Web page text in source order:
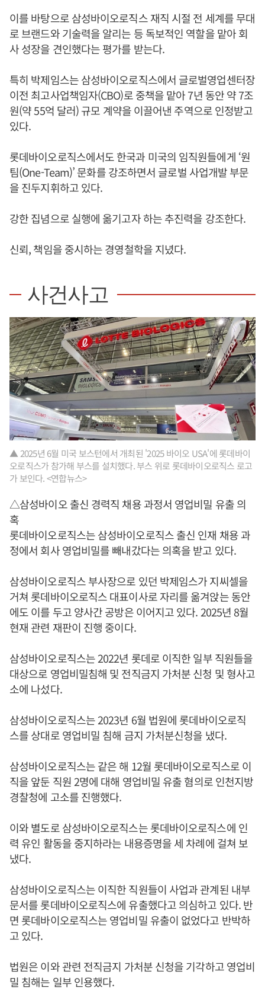
이를 바탕으로 삼성바이오로직스 재직 시절 전 세계를 무대
로 브랜드와 기술력을 알리는 등 독보적인 역할을 맡아 회
사 성장을 견인했다는 평가를 받는다.
특히 박제임스는 삼성바이오로직스에서 글로벌영업센터장
이전 최고사업책임자(CBO)로 중책을 맡아 7년 동안 약 7조
원(약 55억 달러) 규모 계약을 이끌어낸 주역으로 인정받고
있다.
롯데바이오로직스에서도 한국과 미국의 임직원들에게 ‘원
팀(One-Team)’ 문화를 강조하면서 글로벌 사업개발 부문
을 진두지휘하고 있다.
강한 집념으로 실행에 옮기고자 하는 추진력을 강조한다.
신뢰, 책임을 중시하는 경영철학을 지녔다.
사건사고
▲ 2025년 6월 미국 보스턴에서 개최된 '2025 바이오 USA'에 롯데바이
오로직스가 참가해 부스를 설치했다. 부스 위로 롯데바이오로직스 로고
가 보인다. <연합뉴스>
△삼성바이오 출신 경력직 채용 과정서 영업비밀 유출 의
혹
롯데바이오로직스는 삼성바이오로직스 출신 인재 채용 과
정에서 회사 영업비밀를 빼내갔다는 의혹을 받고 있다.
삼성바이오로직스 부사장으로 있던 박제임스가 지씨셀을
거쳐 롯데바이오로직스 대표이사로 자리를 옮겨앉는 동안
에도 이를 두고 양사간 공방은 이어지고 있다. 2025년 8월
현재 관련 재판이 진행 중이다.
삼성바이오로직스는 2022년 롯데로 이직한 일부 직원들을
대상으로 영업비밀침해 및 전직금지 가처분 신청 및 형사고
소에 나섰다.
삼성바이오로직스는 2023년 6월 법원에 롯데바이오로직
스를 상대로 영업비밀 침해 금지 가처분신청을 냈다.
삼성바이오로직스는 같은 해 12월 롯데바이오로직스로 이
직을 앞둔 직원 2명에 대해 영업비밀 유출 혐의로 인천지방
경찰청에 고소를 진행했다.
이와 별도로 삼성바이오로직스는 롯데바이오로직스에 인
력 유인 활동을 중지하라는 내용증명을 세 차례에 걸쳐 보
냈다.
삼성바이오로직스는 이직한 직원들이 사업과 관계된 내부
문서를 롯데바이오로직스에 유출했다고 의심하고 있다. 반
면 롯데바이오로직스는 영업비밀 유출이 없었다고 반박하
고 있다.
법원은 이와 관련 전직금지 가처분 신청을 기각하고 영업비
밀 침해는 일부 인용했다.